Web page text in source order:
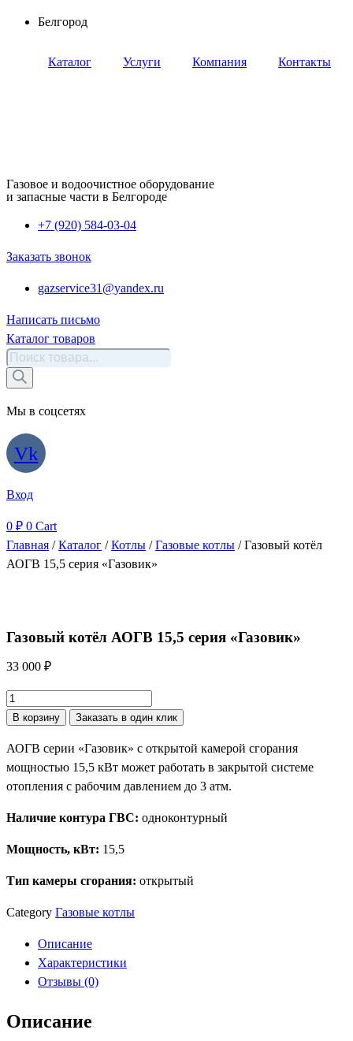
Перейти
содержимому
Белгород
Каталог Услуги Компания Контакты
Газовое и водоочистное оборудование
и запасные части в Белгороде
+7 (920) 584-03-04
Заказать звонок
gazservice31@yandex.ru
Написать письмо
Каталог товаров
Поиск
товаров
Мы в соцсетях
Vk
Вход
0 ₽ 0 Cart
Главная /Каталог /Котлы /Газовые котлы / Газовый котёл
АОГВ 15,5 серия «Газовик»
Газовый котёл АОГВ 15,5 серия «Газовик»
33 000 ₽
Количество
товара
котёл
АОГВ
15,5
серия
В корзину Заказать в один клик
АОГВ серии «Газовик» с открытой камерой сгорания
мощностью 15,5 кВт может работать в закрытой системе
отопления с рабочим давлением до 3 атм.
Наличие контура ГВС: одноконтурный
Мощность, кВт: 15,5
Тип камеры сгорания: открытый
Category Газовые котлы
Описание
Характеристики
Отзывы (0)
Описание